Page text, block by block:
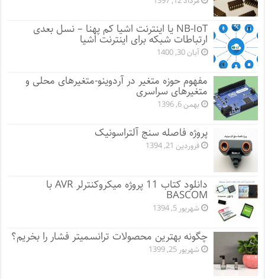
NB-IoT یا اینترنت اشیا کم پهنا – نسل بعدی
ارتباطات شبکه برای اینترنت اشیا
آبان 30, 1400
مفهوم حوزه متغیر در آردوینو-متغیرهای محلی و
متغیرهای سراسری
بهمن 6, 1396
پروژه فاصله سنج آلتراسونیک
فروردین 21, 1394
دانلود کتاب 11 پروژه میکروکنترلر AVR با
BASCOM
شهریور 5, 1394
چگونه بهترین محصولات ترانسمیتر فشار را بخریم؟
شهریور 25, 1399